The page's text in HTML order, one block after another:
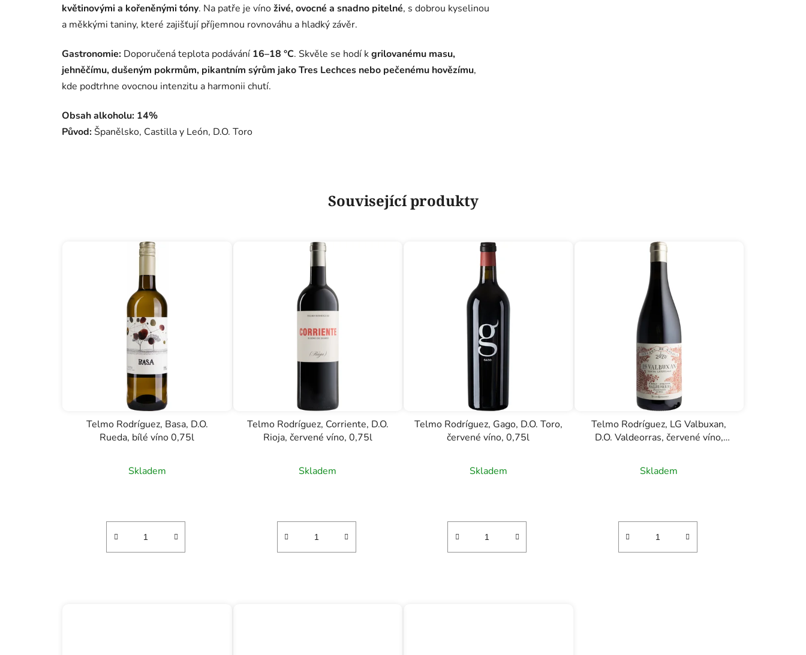
květinovými a kořeněnými tóny. Na patře je vínoživé, ovocné a snadno pitelné, s dobrou kyselinou
a měkkými taniny, které zajišťují příjemnou rovnováhu a hladký závěr.
Gastronomie: Doporučená teplota podávání 16–18 °C. Skvěle se hodí kgrilovanému masu,
jehněčímu, dušeným pokrmům, pikantním sýrům jako Tres Lechces nebo pečenému hovězímu,
kde podtrhne ovocnou intenzitu a harmonii chutí.
Obsah alkoholu: 14%
Původ:Španělsko, Castilla y León, D.O. Toro
Související produkty
Telmo Rodríguez, Basa, D.O.
Rueda, bílé víno 0,75l
Skladem
Telmo Rodríguez, Corriente, D.O.
Rioja, červené víno, 0,75l
Skladem
Telmo Rodríguez, Gago, D.O. Toro,
červené víno, 0,75l
Skladem
Telmo Rodríguez, LG Valbuxan,
D.O. Valdeorras, červené víno,
Skladem